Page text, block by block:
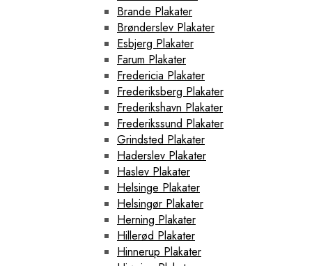
Brande Plakater
Brønderslev Plakater
Esbjerg Plakater
Farum Plakater
Fredericia Plakater
Frederiksberg Plakater
Frederikshavn Plakater
Frederikssund Plakater
Grindsted Plakater
Haderslev Plakater
Haslev Plakater
Helsinge Plakater
Helsingør Plakater
Herning Plakater
Hillerød Plakater
Hinnerup Plakater